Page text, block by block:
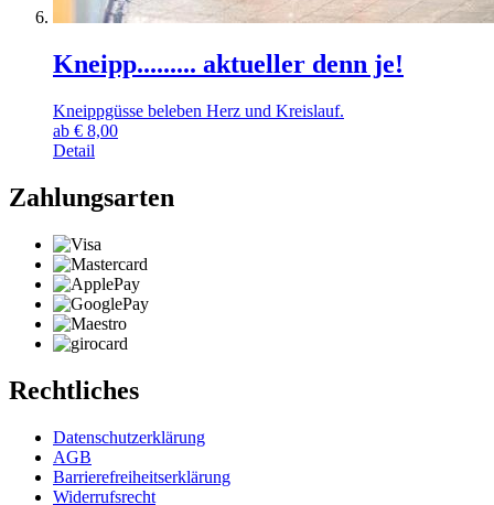
Kneipp......... aktueller denn je!
Kneippgüsse beleben Herz und Kreislauf.
ab € 8,00
Detail
Zahlungsarten
Rechtliches
Datenschutzerklärung
AGB
Barrierefreiheitserklärung
Widerrufsrecht